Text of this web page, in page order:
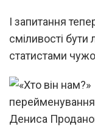
І запитання
сміливості
статистами